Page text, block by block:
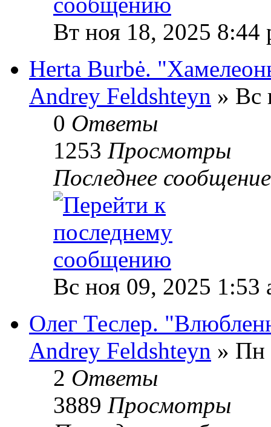
Вт ноя 18, 2025 8:44
Herta Burbė.
Andrey Feldshteyn » Вс
0 Ответы
1253 Просмотры
Последнее
Вс ноя 09, 2025 1:53
Олег Теслер.
Andrey Feldshteyn » Пн
2 Ответы
3889 Просмотры